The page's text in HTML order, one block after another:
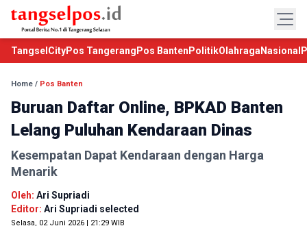
TangselCityPos Tangerang Pos Banten PolitikOlahraga Nasional
Home / Pos Banten
Buruan Daftar Online, BPKAD Banten
Lelang Puluhan Kendaraan Dinas
Kesempatan Dapat Kendaraan dengan Harga
Menarik
Oleh: Ari Supriadi
Editor: Ari Supriadi selected
Selasa, 02 Juni 2026 | 21:29 WIB